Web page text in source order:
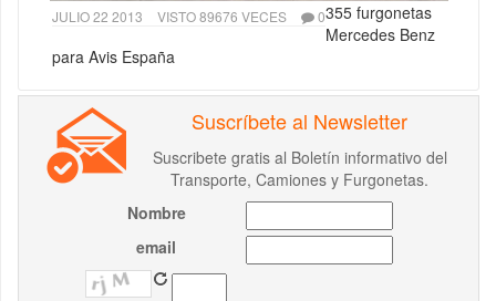
JULIO 22 2013 VISTO 89676 VECES 0355 furgonetas
Mercedes Benz
para Avis España
Suscríbete al Newsletter
Suscribete gratis al Boletín informativo del
Transporte, Camiones y Furgonetas.
Nombre
email